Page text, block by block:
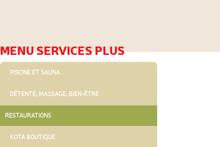
MENU SERVICES PLUS
ALLER
PISCINE ET SAUNA
DÉTENTE, MASSAGE, BIEN-ÊTRE
RESTAURATIONS
KOTA BOUTIQUE